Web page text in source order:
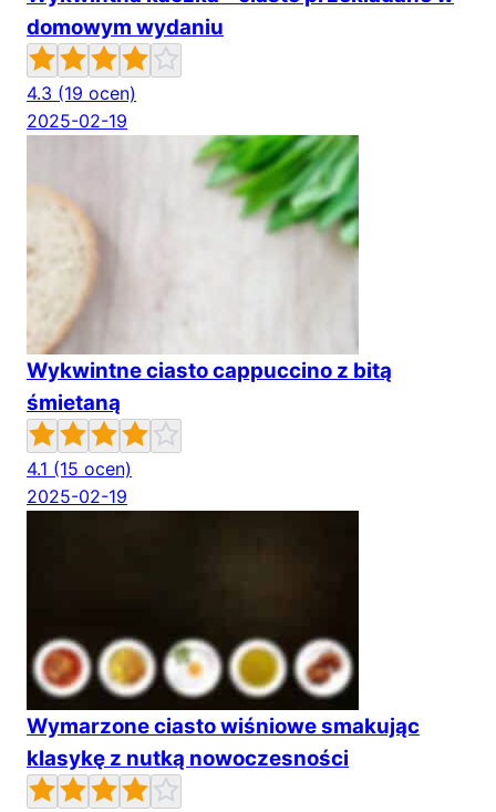
domowym wydaniu
4.3 (19 ocen)
2025-02-19
Wykwintne ciasto cappuccino z bitą
śmietaną
4.1 (15 ocen)
2025-02-19
Wymarzone ciasto wiśniowe smakując
klasykę z nutką nowoczesności